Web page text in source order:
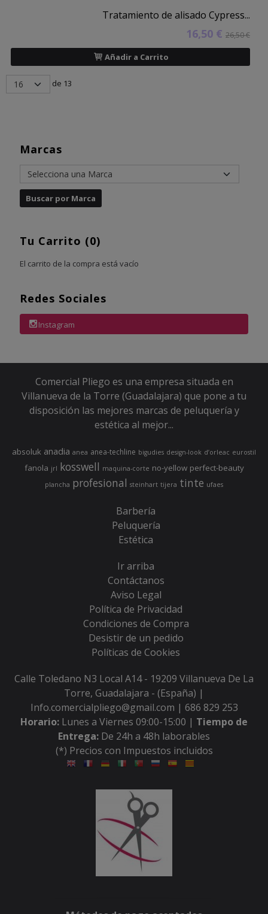
Marcas
Tu Carrito (0)
El carrito de la compra está vacío
Redes Sociales
Instagram
Tratamiento de alisado Cypress...
16,50 € 26,50 €
Añadir a Carrito
de 13
Comercial Pliego es una empresa situada en
Villanueva de la Torre (Guadalajara) que pone a tu
disposición las mejores marcas de peluquería y
estética al mejor...
absoluk anadia anea anea-techline bigudies design-look d’orleac eurostil
fanola jrl kosswell maquina-corte no-yellow perfect-beauty
plancha profesional steinhart tijera tinte ufaes
Barbería
Peluquería
Estética
Ir arriba
Contáctanos
Aviso Legal
Política de Privacidad
Condiciones de Compra
Desistir de un pedido
Políticas de Cookies
Calle Toledano N3 Local A14 - 19209 Villanueva De La
Torre, Guadalajara - (España) |
Info.comercialpliego@gmail.com | 686 829 253
Horario: Lunes a Viernes 09:00-15:00 | Tiempo de
Entrega: De 24h a 48h laborables
(*) Precios con Impuestos incluidos